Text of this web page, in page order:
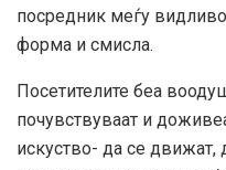
посредник меѓу
форма и смисла.
Посетителите беа
почувствуваат и
искуство- да се движат,